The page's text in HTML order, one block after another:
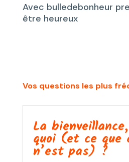
Avec bulledebonheur
être heureux
Vos questions les plus
La
quoi (et ce que
n’est pas) ?